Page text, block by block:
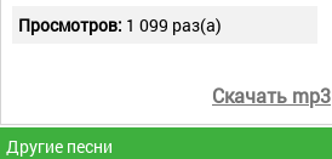
Просмотров: 1 099 раз(а)
Скачать mp3
Другие песни